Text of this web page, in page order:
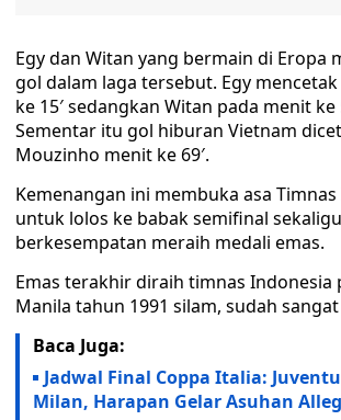
Egy dan Witan yang bermain di Eropa
gol dalam laga tersebut. Egy
ke 15′ sedangkan Witan pada menit ke
Sementar itu gol hiburan Vietnam
Mouzinho menit ke 69′.
Kemenangan ini membuka asa
untuk lolos ke babak semifinal
berkesempatan meraih medali emas.
Emas terakhir diraih timnas Indonesia
Manila tahun 1991 silam, sudah
Baca Juga:
Jadwal Final Coppa Italia:
Milan, Harapan Gelar Asuhan